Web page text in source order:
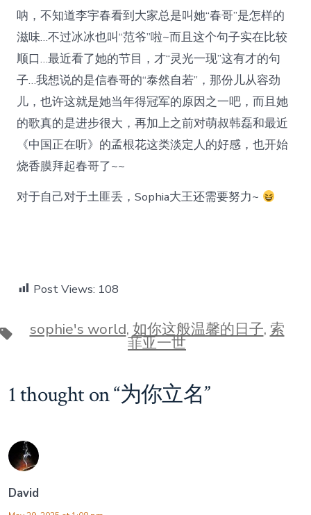
呐，不知道李宇春看到大家总是叫她“春哥”是怎样的
滋味…不过冰冰也叫“范爷”啦~而且这个句子实在比较
顺口…最近看了她的节目，才“灵光一现”这有才的句
子…我想说的是信春哥的“泰然自若”，那份儿从容劲
儿，也许这就是她当年得冠军的原因之一吧，而且她
的歌真的是进步很大，再加上之前对萌叔韩磊和最近
《中国正在听》的孟根花这类淡定人的好感，也开始
烧香膜拜起春哥了~~
对于自己对于土匪丢，Sophia大王还需要努力~
Post Views: 108
Tagssophie's world, 如你这般温馨的日子, 索
菲亚一世
1 thought on “为你立名”
David